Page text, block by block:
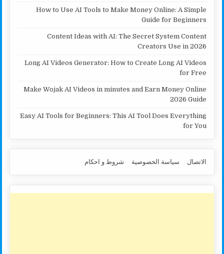
How to Use AI Tools to Make Money Online: A Simple
Guide for Beginners
Content Ideas with AI: The Secret System Content
Creators Use in 2026
Long AI Videos Generator: How to Create Long AI Videos
for Free
Make Wojak AI Videos in minutes and Earn Money Online
2026 Guide
Easy AI Tools for Beginners: This AI Tool Does Everything
for You
الاتصال سياسة الخصوصية شروط و احكام